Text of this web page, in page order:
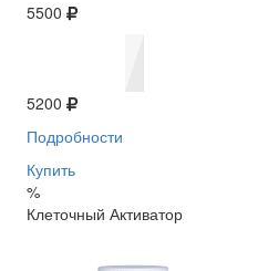
5500
5200
Подробности
Купить
%
Клеточный Активатор